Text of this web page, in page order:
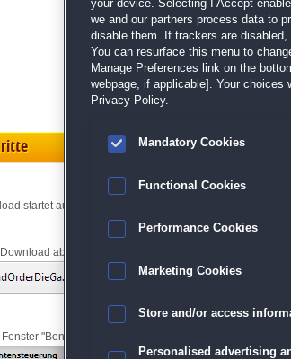
Einen Moment bitte,
Falls der Download
Zurück zur Gamepage
startet automatisch und wird am unteren Rand des
abgeschlossen ist, klicke einfach auf die Datei.
"Benutzerkontensteuerung" angezeigt wird, klicke
your device. Selecting I Accept
we and our partners process data to
disable them. If trackers are
You can resurface this menu to
Manage Preferences link on the
webpage, if applicable]. Your
Privacy Policy.
Mandatory Cookies
Functional Cookies
Performance Cookies
Marketing Cookies
Store and/or access
Personalised advertising